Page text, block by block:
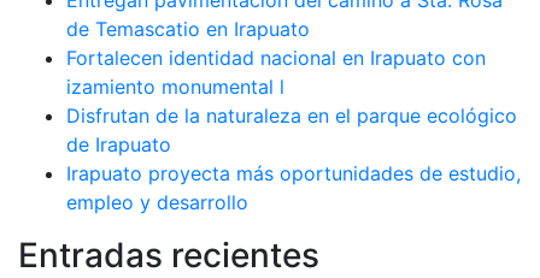
de Temascatio en Irapuato
Fortalecen identidad nacional en Irapuato con
izamiento monumental l
Disfrutan de la naturaleza en el parque ecológico
de Irapuato
Irapuato proyecta más oportunidades de estudio,
empleo y desarrollo
Entradas recientes